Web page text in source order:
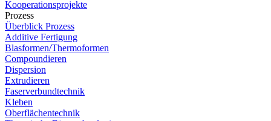
Kooperationsprojekte
Prozess
Überblick Prozess
Additive Fertigung
Blasformen/Thermoformen
Compoundieren
Dispersion
Extrudieren
Faserverbundtechnik
Kleben
Oberflächentechnik